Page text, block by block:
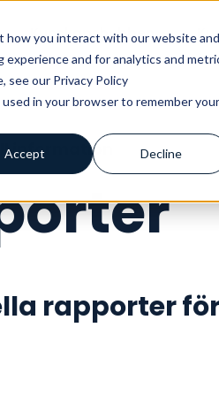
how you interact with our website and
and for analytics and
see our Privacy Policy
in your browser to remember your
Accept Decline
Kunskapshubben
information
rapporter